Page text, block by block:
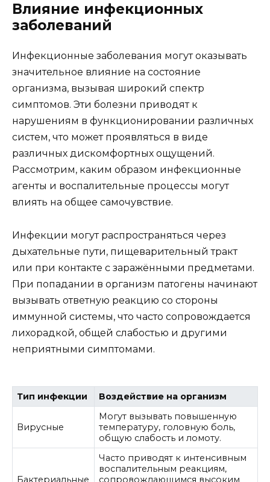
Влияние инфекционных
заболеваний
Инфекционные заболевания могут оказывать
значительное влияние на состояние
организма, вызывая широкий спектр
симптомов. Эти болезни приводят к
нарушениям в функционировании различных
систем, что может проявляться в виде
различных дискомфортных ощущений.
Рассмотрим, каким образом инфекционные
агенты и воспалительные процессы могут
влиять на общее самочувствие.
Инфекции могут распространяться через
дыхательные пути, пищеварительный тракт
или при контакте с заражёнными предметами.
При попадании в организм патогены начинают
вызывать ответную реакцию со стороны
иммунной системы, что часто сопровождается
лихорадкой, общей слабостью и другими
неприятными симптомами.
Тип инфекции Воздействие на организм
Вирусные
Могут вызывать повышенную
температуру, головную боль,
общую слабость и ломоту.
Часто приводят к интенсивным
воспалительным реакциям,